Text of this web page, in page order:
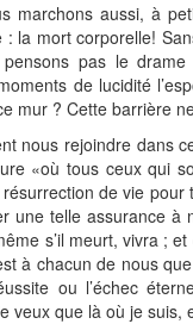
marchons aussi, à
: la mort corporelle!
pas le
de lucidité
mur ? Cette barrière
nous rejoindre dans
«où tous ceux qui
de vie pour
une telle assurance à
s’il meurt, vivra ;
à chacun de nous
ou l’échec
veux que là où je suis,